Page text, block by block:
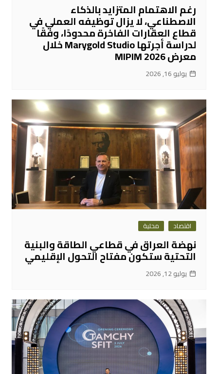
رغم الاهتمام المتزايد بالذكاء
الاصطناعي، لا يزال توظيفه العملي في
قطاع العقارات الفاخرة محدودًا، وفقًا
لدراسة أجرتها Marygold Studio خلال
معرض MIPIM 2026
يوليو 16, 2026
اقتصاد محلية
نهضة العراق في قطاعي الطاقة والبنية
التحتية ستكون مفتاح التحول الإقليمي
يوليو 12, 2026